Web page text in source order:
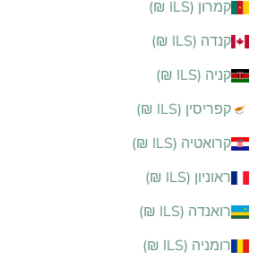
קמרון (ILS ₪)
קנדה (ILS ₪)
קניה (ILS ₪)
קפריסין (ILS ₪)
קרואטיה (ILS ₪)
ראוניון (ILS ₪)
רואנדה (ILS ₪)
רומניה (ILS ₪)